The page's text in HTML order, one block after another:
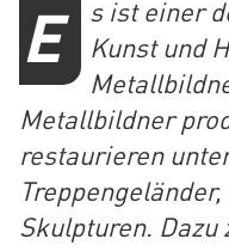
E
s ist einer
Kunst und
Metallbildner
restaurieren
Skulpturen. Dazu